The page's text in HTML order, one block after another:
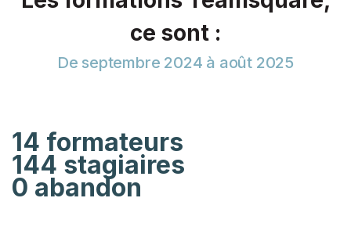
ce sont :
De septembre 2024 à août 2025
14 formateurs
144 stagiaires
0 abandon